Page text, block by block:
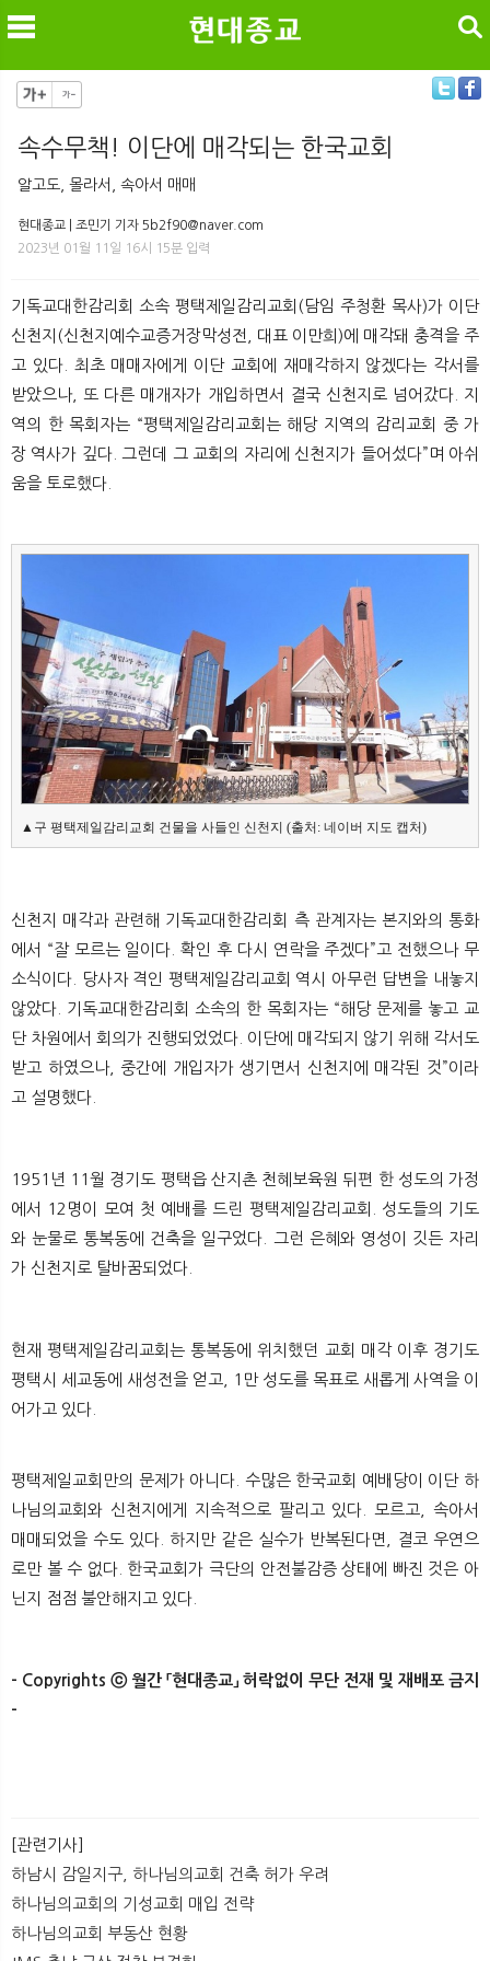
메
검색
속수무책! 이단에 매각되는 한국교회
알고도, 몰라서, 속아서 매매
현대종교 | 조민기 기자 5b2f90@naver.com
2023년 01월 11일 16시 15분 입력
기독교대한감리회 소속 평택제일감리교회(담임 주청환 목사)가 이단
신천지(신천지예수교증거장막성전, 대표 이만희)에 매각돼 충격을 주
고 있다. 최초 매매자에게 이단 교회에 재매각하지 않겠다는 각서를
받았으나, 또 다른 매개자가 개입하면서 결국 신천지로 넘어갔다. 지
역의 한 목회자는 “평택제일감리교회는 해당 지역의 감리교회 중 가
장 역사가 깊다. 그런데 그 교회의 자리에 신천지가 들어섰다”며 아쉬
움을 토로했다.
▲구 평택제일감리교회 건물을 사들인 신천지 (출처: 네이버 지도 캡처)
신천지 매각과 관련해 기독교대한감리회 측 관계자는 본지와의 통화
에서 “잘 모르는 일이다. 확인 후 다시 연락을 주겠다”고 전했으나 무
소식이다. 당사자 격인 평택제일감리교회 역시 아무런 답변을 내놓지
않았다. 기독교대한감리회 소속의 한 목회자는 “해당 문제를 놓고 교
단 차원에서 회의가 진행되었었다. 이단에 매각되지 않기 위해 각서도
받고 하였으나, 중간에 개입자가 생기면서 신천지에 매각된 것”이라
고 설명했다.
1951년 11월 경기도 평택읍 산지촌 천혜보육원 뒤편 한 성도의 가정
에서 12명이 모여 첫 예배를 드린 평택제일감리교회. 성도들의 기도
와 눈물로 통복동에 건축을 일구었다. 그런 은혜와 영성이 깃든 자리
가 신천지로 탈바꿈되었다.
현재 평택제일감리교회는 통복동에 위치했던 교회 매각 이후 경기도
평택시 세교동에 새성전을 얻고, 1만 성도를 목표로 새롭게 사역을 이
어가고 있다.
평택제일교회만의 문제가 아니다. 수많은 한국교회 예배당이 이단 하
나님의교회와 신천지에게 지속적으로 팔리고 있다. 모르고, 속아서
매매되었을 수도 있다. 하지만 같은 실수가 반복된다면, 결코 우연으
로만 볼 수 없다. 한국교회가 극단의 안전불감증 상태에 빠진 것은 아
닌지 점점 불안해지고 있다.
​- Copyrights ⓒ 월간 「현대종교」 허락없이 무단 전재 및 재배포 금지
-
[관련기사]
하남시 감일지구, 하나님의교회 건축 허가 우려
하나님의교회의 기성교회 매입 전략
하나님의교회 부동산 현황